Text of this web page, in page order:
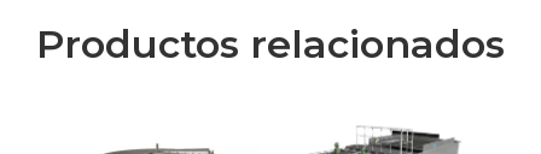
Productos relacionados